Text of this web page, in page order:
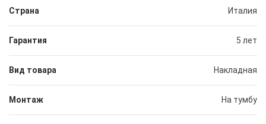
Страна Италия
Гарантия 5 лет
Вид товара Накладная
Монтаж На тумбу